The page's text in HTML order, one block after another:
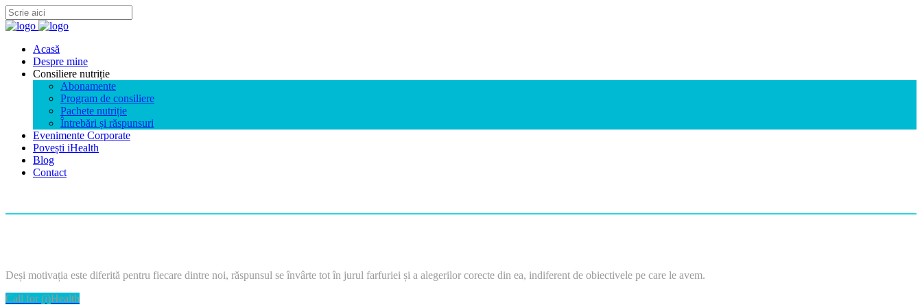
Acasă
Despre mine
Consiliere nutriție
Abonamente
Program de consiliere
Pachete nutriție
Întrebări și răspunsuri
Evenimente Corporate
Povești iHealth
Blog
Contact
Deși motivația este diferită pentru fiecare dintre noi, răspunsul se învârte tot în jurul farfuriei și a alegerilor corecte din ea, indiferent de obiectivele pe care le avem.
Call for (i)Health